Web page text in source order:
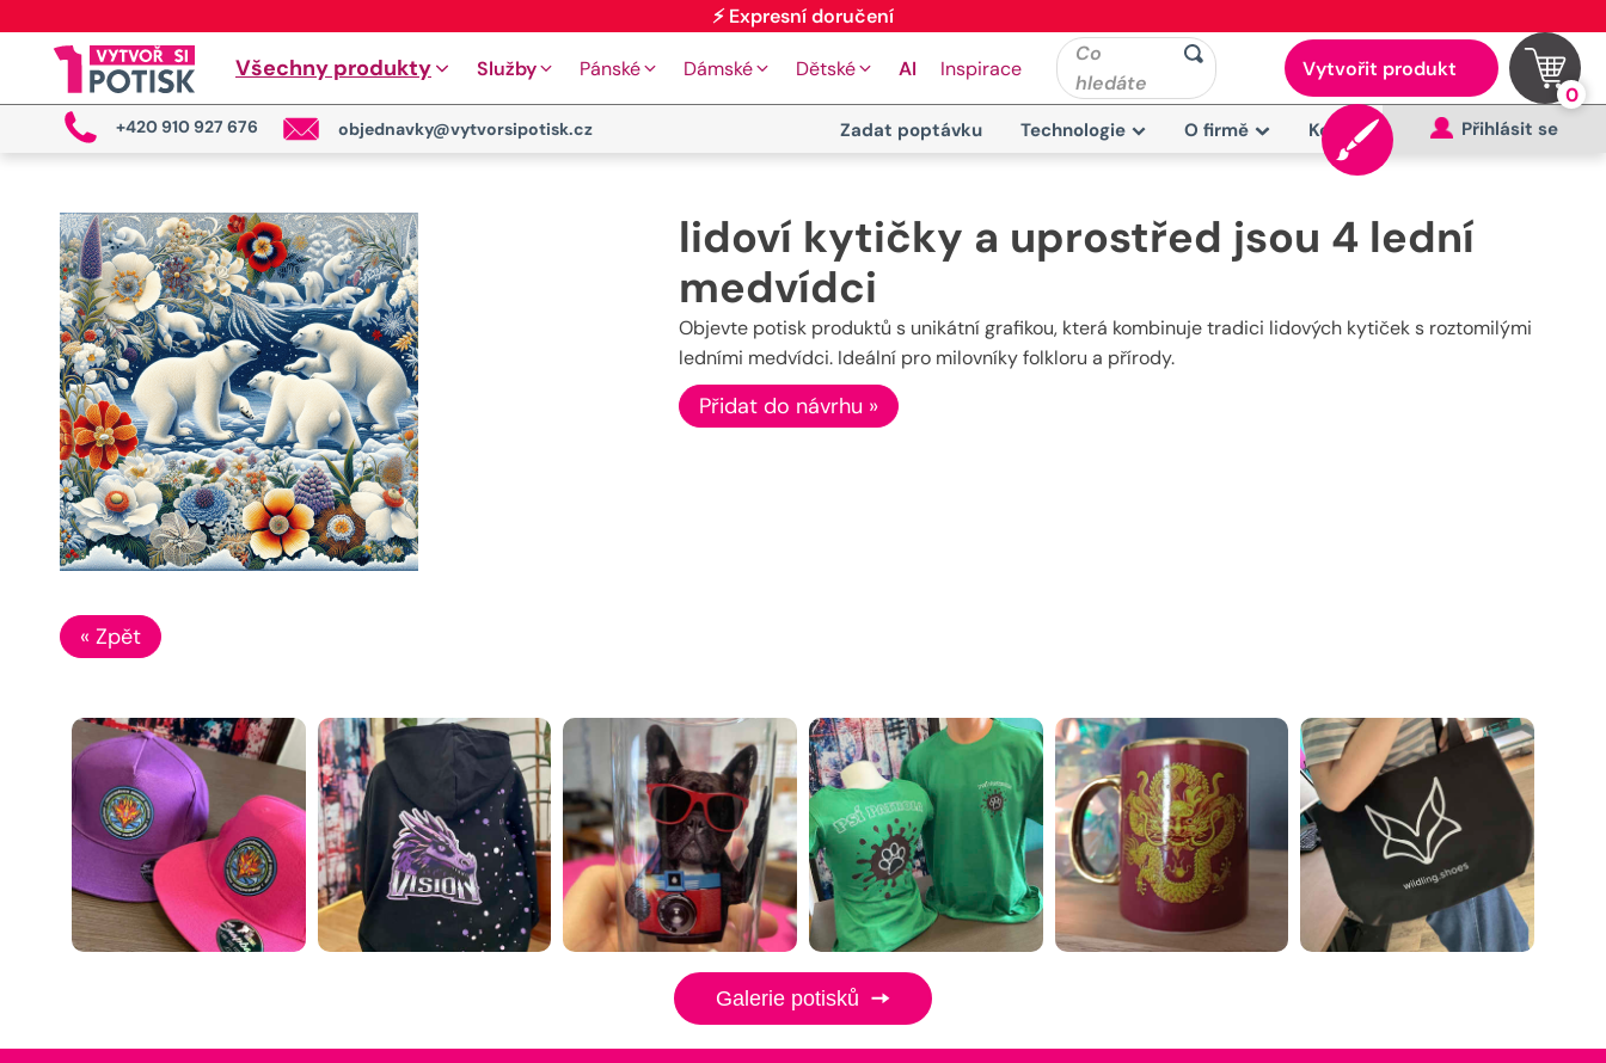
Všechny produkty Služby Pánské Dámské Dětské AI Inspirace
Co
hledáte
Vytvořit produkt
0
+420 910 927 676 objednavky@vytvorsipotisk.cz Zadat poptávku Technologie O firmě Kontakt Přihlásit se
lidoví kytičky a uprostřed jsou 4 lední
medvídci
Objevte potisk produktů s unikátní grafikou, která kombinuje tradici lidových kytiček s roztomilými
ledními medvídci. Ideální pro milovníky folkloru a přírody.
Přidat do návrhu »
« Zpět
Galerie potisků